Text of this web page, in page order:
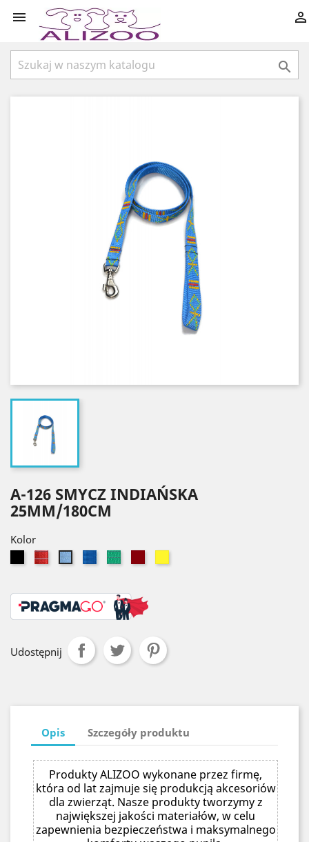
 

A-126 SMYCZ INDIAŃSKA
25MM/180CM
Kolor
CzarnyCzerwonyBłękitnyNiebieskiZielony
Udostępnij
Opis Szczegóły produktu
Produkty ALIZOO wykonane przez firmę,
która od lat zajmuje się produkcją akcesoriów
dla zwierząt. Nasze produkty tworzymy z
największej jakości materiałów, w celu
zapewnienia bezpieczeństwa i maksymalnego